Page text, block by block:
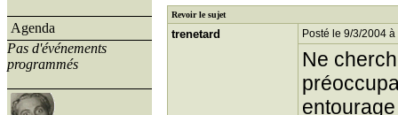
Agenda
Pas d'événements
programmés
Revoir le sujet
trenetard Posté le 9/3/2004
Ne